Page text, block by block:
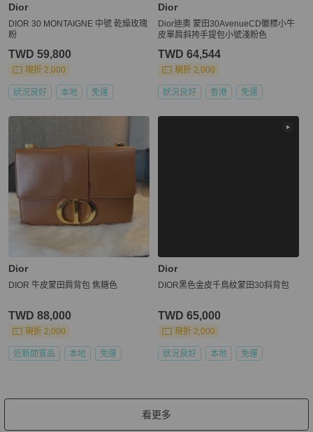
Dior
DIOR 30 MONTAIGNE 中號 乾燥玫瑰
粉
TWD 59,800
現折 2,000
狀況良好 本地 免運
Dior
Dior迪奧 蒙田30AvenueCD徽標小牛
皮單肩斜挎手提包小號淺粉色
TWD 64,544
現折 2,000
狀況良好 香港 免運
Dior
DIOR 牛皮蒙田肩背包 焦糖色
TWD 88,000
現折 2,000
近新閒置品 本地 免運
Dior
DIOR黑色金皮千鳥紋蒙田30斜背包
TWD 65,000
現折 2,000
狀況良好 本地 免運
看更多